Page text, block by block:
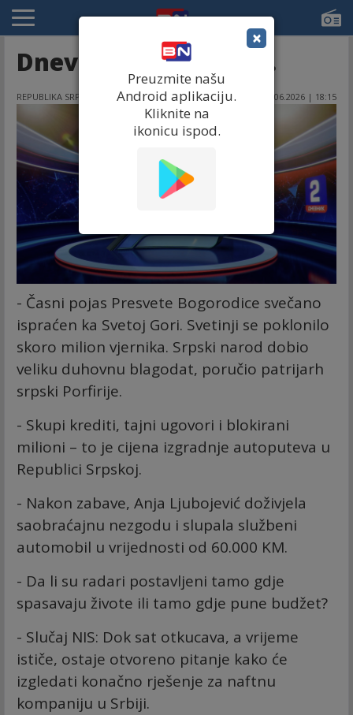
Dnevnik 2 06.06.2026.
REPUBLIKA SRPSKA 06.06.2026 | 18:15
- Časni pojas Presvete Bogorodice svečano
ispraćen ka Svetoj Gori. Svetinji se poklonilo
skoro milion vjernika. Srpski narod dobio
veliku duhovnu blagodat, poručio patrijarh
srpski Porfirije.
- Skupi krediti, tajni ugovori i blokirani
milioni – to je cijena izgradnje autoputeva u
Republici Srpskoj.
- Nakon zabave, Anja Ljubojević doživjela
saobraćajnu nezgodu i slupala službeni
automobil u vrijednosti od 60.000 KM.
- Da li su radari postavljeni tamo gdje
spasavaju živote ili tamo gdje pune budžet?
- Slučaj NIS: Dok sat otkucava, a vrijeme
ističe, ostaje otvoreno pitanje kako će
izgledati konačno rješenje za naftnu
kompaniju u Srbiji.
×
Preuzmite našu
Android aplikaciju.
Kliknite na
ikonicu ispod.